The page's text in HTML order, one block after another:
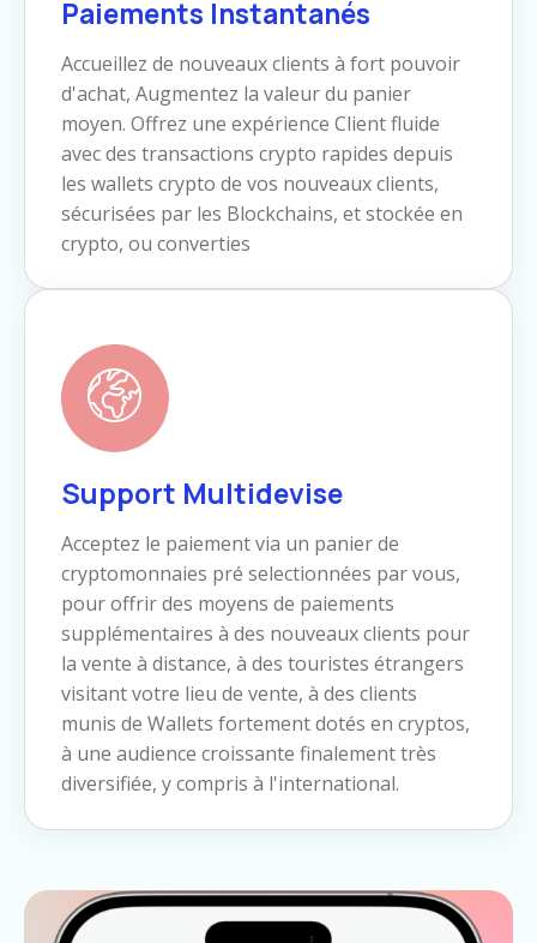
Paiements Instantanés
Accueillez de nouveaux clients à fort pouvoir
d'achat, Augmentez la valeur du panier
moyen. Offrez une expérience Client fluide
avec des transactions crypto rapides depuis
les wallets crypto de vos nouveaux clients,
sécurisées par les Blockchains, et stockée en
crypto, ou converties
Support Multidevise
Acceptez le paiement via un panier de
cryptomonnaies pré selectionnées par vous,
pour offrir des moyens de paiements
supplémentaires à des nouveaux clients pour
la vente à distance, à des touristes étrangers
visitant votre lieu de vente, à des clients
munis de Wallets fortement dotés en cryptos,
à une audience croissante finalement très
diversifiée, y compris à l'international.